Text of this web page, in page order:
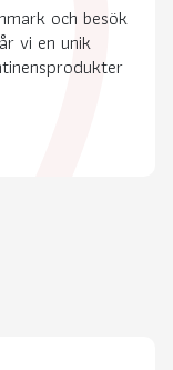
och besök
vi en unik